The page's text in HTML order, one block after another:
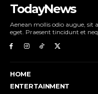
TodayNews
Aenean mollis odio augue,
eget. Praesent tincidunt et
HOME
ENTERTAINMENT